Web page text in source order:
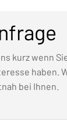
kurz wenn
haben.
bei Ihnen.